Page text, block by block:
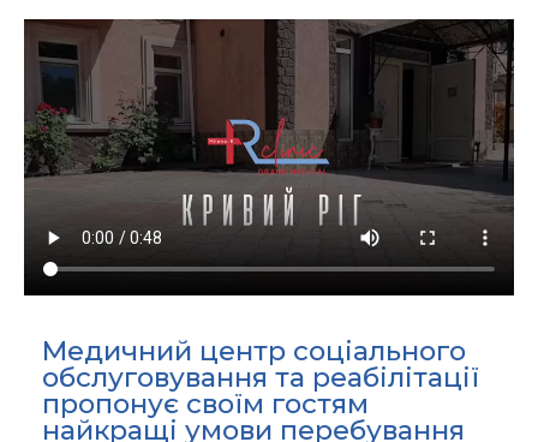
Медичний центр соціального
обслуговування та реабілітації
пропонує своїм гостям
найкращі умови перебування